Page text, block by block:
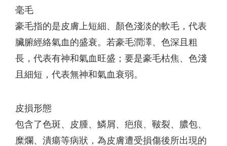
毫毛
豪毛指的是皮膚上短細、顏色淺淡的軟毛，代表
臟腑經絡氣血的盛衰。若豪毛潤澤、色深且粗
長，代表有神和氣血旺盛；要是豪毛枯焦、色淺
且細短，代表無神和氣血衰弱。
皮損形態
包含了色斑、皮腫、鱗屑、疤痕、皸裂、膿包、
糜爛、潰瘍等病狀，為皮膚遭受損傷後所出現的